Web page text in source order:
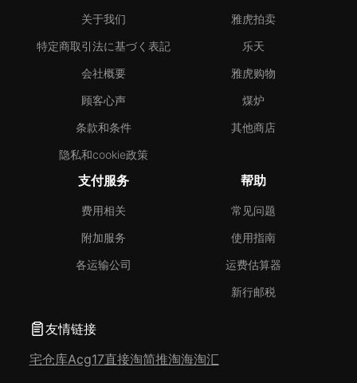
关于我们
特定商取引法に基づく表記
会社概要
顾客心声
条款和条件
隐私和cookie政策
雅虎拍卖
乐天
雅虎购物
煤炉
其他商店
支付服务
费用相关
附加服务
各运输公司
帮助
常见问题
使用指南
运费估算器
新行邮税
友情链接
宅仓库Acg17直接淘简推淘海淘汇